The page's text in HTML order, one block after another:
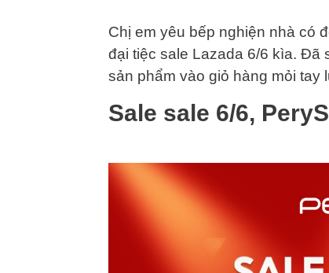
Chị em yêu bếp nghiện nhà có
đại tiệc sale Lazada 6/6 kìa. Đã
sản phẩm vào giỏ hàng mỏi tay
Sale sale 6/6,